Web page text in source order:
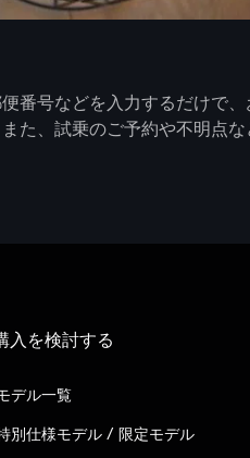
番号などを入力するだけで
た、試乗のご予約や不明点
入を検討する
デル一覧
別仕様モデル / 限定モデル